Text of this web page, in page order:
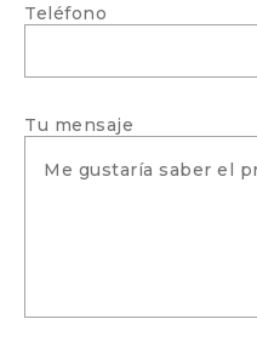
Teléfono
Tu mensaje